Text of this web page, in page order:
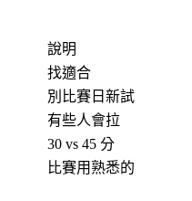
說明
找適合
別比賽日新試
有些人會拉
30 vs 45 分
比賽用熟悉的